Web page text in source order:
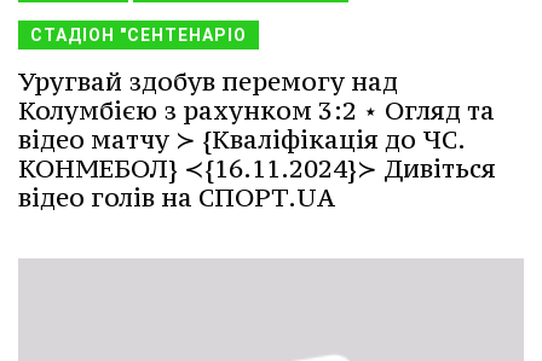
СТАДІОН "СЕНТЕНАРІО
Уругвай здобув перемогу над
Колумбією з рахунком 3:2 ⋆ Огляд та
відео матчу ≻ {Кваліфікація до ЧС.
КОНМЕБОЛ} ≺{16.11.2024}≻ Дивіться
відео голів на СПОРТ.UA